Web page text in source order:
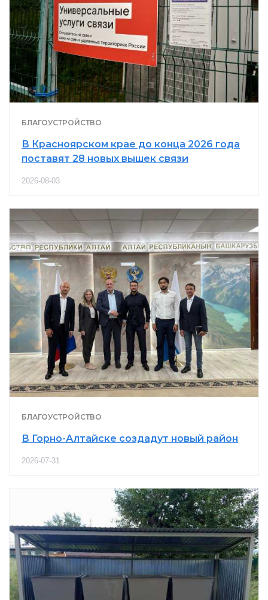
БЛАГОУСТРОЙСТВО
В Красноярском крае до конца 2026 года
поставят 28 новых вышек связи
2026-08-03
БЛАГОУСТРОЙСТВО
В Горно-Алтайске создадут новый район
2026-07-31